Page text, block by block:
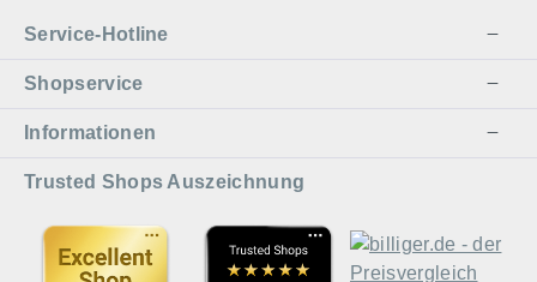
Service-Hotline
Shopservice
Informationen
Trusted Shops Auszeichnung